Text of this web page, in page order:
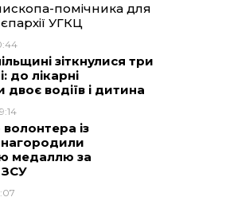
помічника для
УГКЦ
зіткнулися три
до лікарні
двоє водіїв і дитина
волонтера із
нагородили
медаллю за